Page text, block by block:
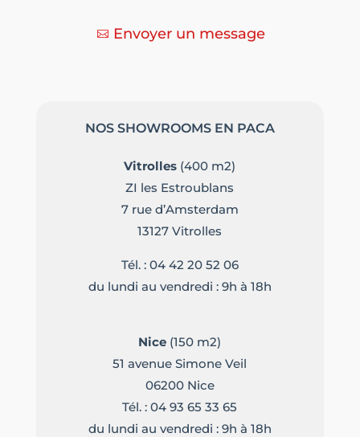
Envoyer un message
NOS SHOWROOMS EN PACA
Vitrolles (400 m2)
ZI les Estroublans
7 rue d’Amsterdam
13127 Vitrolles
Tél. : 04 42 20 52 06
du lundi au vendredi : 9h à 18h
Nice (150 m2)
51 avenue Simone Veil
06200 Nice
Tél. :04 93 65 33 65
du lundi au vendredi : 9h à 18h